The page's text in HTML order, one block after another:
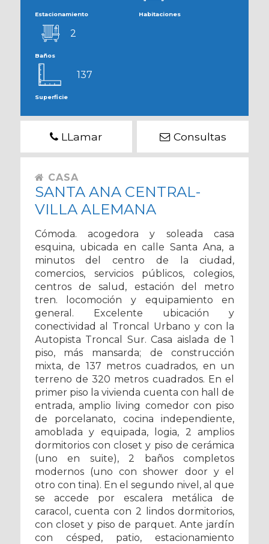
Estacionamiento Habitaciones
2
Baños
137
Superficie
LLamar Consultas
CASA
SANTA ANA CENTRAL-
VILLA ALEMANA
Cómoda. acogedora y soleada casa
esquina, ubicada en calle Santa Ana, a
minutos del centro de la ciudad,
comercios, servicios públicos, colegios,
centros de salud, estación del metro
tren. locomoción y equipamiento en
general. Excelente ubicación y
conectividad al Troncal Urbano y con la
Autopista Troncal Sur. Casa aislada de 1
piso, más mansarda; de construcción
mixta, de 137 metros cuadrados, en un
terreno de 320 metros cuadrados. En el
primer piso la vivienda cuenta con hall de
entrada, amplio living comedor con piso
de porcelanato, cocina independiente,
amoblada y equipada, logia, 2 amplios
dormitorios con closet y piso de cerámica
(uno en suite), 2 baños completos
modernos (uno con shower door y el
otro con tina). En el segundo nivel, al que
se accede por escalera metálica de
caracol, cuenta con 2 lindos dormitorios,
con closet y piso de parquet. Ante jardín
con césped, patio, estacionamiento